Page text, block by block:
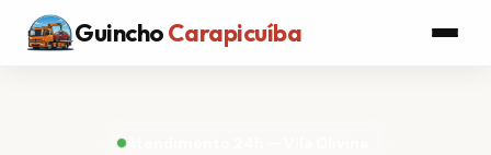
GuinchoCarapicuíba
Atendimento 24h — Vila Olivina